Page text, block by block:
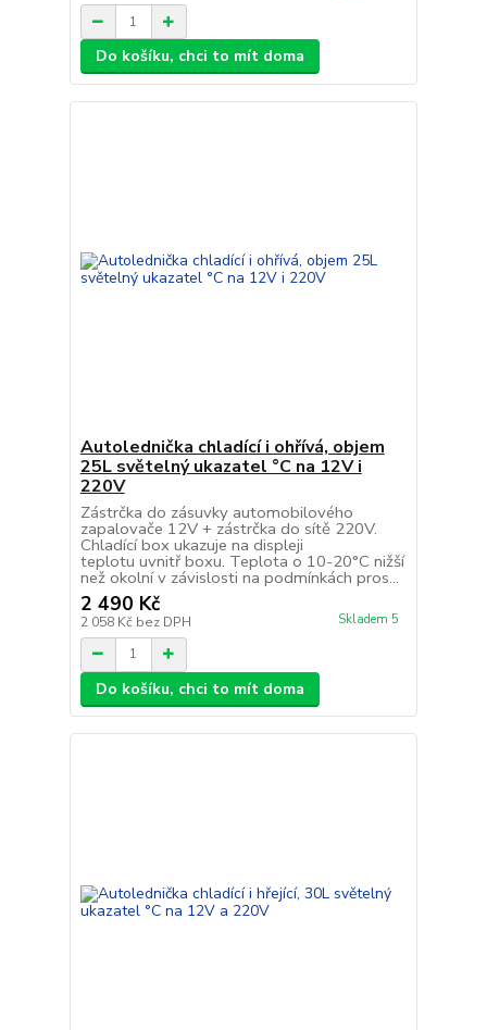
Do košíku, chci to mít doma
Autolednička chladící i ohřívá, objem
25L světelný ukazatel °C na 12V i
220V
Zástrčka do zásuvky automobilového
zapalovače 12V + zástrčka do sítě 220V.
Chladící box ukazuje na displeji
teplotu uvnitř boxu. Teplota o 10-20°C nižší
než okolní v závislosti na podmínkách pros...
2 490 Kč
2 058 Kč bez DPH Skladem 5
Do košíku, chci to mít doma